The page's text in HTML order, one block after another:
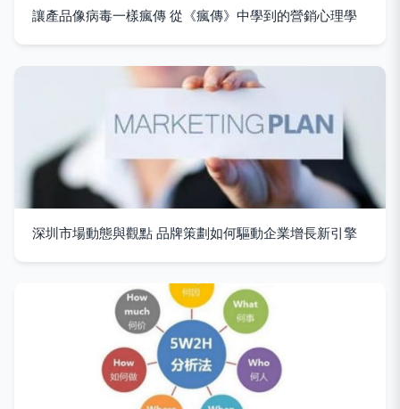
讓產品像病毒一樣瘋傳 從《瘋傳》中學到的營銷心理學
深圳市場動態與觀點 品牌策劃如何驅動企業增長新引擎